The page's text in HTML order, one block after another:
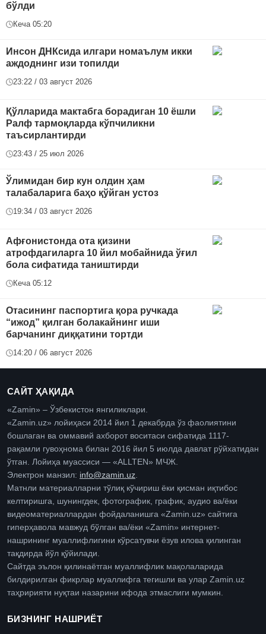
бўлди
Кеча 05:20
Инсон ДНКсида илгари номаълум икки
аждоднинг изи топилди
23:22 / 03 август 2026
Қўлларида мактабга борадиган 10 ёшли
Ралф тармоқларда кўпчиликни
таъсирлантирди
23:43 / 25 июл 2026
Ўлимидан бир кун олдин ҳам
талабаларига баҳо қўйган устоз
19:34 / 03 август 2026
Афғонистонда ота қизини
атрофдагиларга 10 йил мобайнида ўғил
бола сифатида таништирди
Кеча 05:12
Отасининг паспортига қора ручкада
“ижод” қилган болакайнинг иши
барчанинг диққатини тортди
14:20 / 06 август 2026
САЙТ ҲАҚИДА
«Zamin» – Ўзбекистон янгиликлари.
«Zamin.uz» лойиҳаси 2014 йил 1 декабрда ўз фаолиятини
бошлаган ва оммавий ахборот воситаси сифатида 1117-
рақамли гувоҳнома билан 2016 йил 5 июлда давлат рўйхатидан
ўтган. Лойиҳа муассиси — «ALLTEN» МЧЖ.
Электрон манзил: info@zamin.uz.
Матнли материалларни тўлиқ кўчириш ёки қисман иқтибос
келтиришга, шунингдек, фотографик, график, аудио ва/ёки
видеоматериаллардан фойдаланишга «Zamin.uz» сайтига
гиперҳавола мавжуд бўлган ва/ёки «Zamin» интернет-
нашрининг муаллифлигини кўрсатувчи ёзув илова қилинган
тақдирда йўл қўйилади.
Сайтда эълон қилинаётган муаллифлик мақолаларида
билдирилган фикрлар муаллифга тегишли ва улар Zamin.uz
таҳририяти нуқтаи назарини ифода этмаслиги мумкин.
БИЗНИНГ НАШРИЁТ